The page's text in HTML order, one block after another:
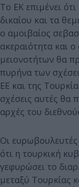
Το ΕΚ επιμένει
δικαίου και τα
ο αμοιβαίος
ακεραιότητα και
μειονοτήτων θα
πυρήνα των
ΕΕ και της
σχέσεις αυτές θα
αρχές του
Οι
ότι η τουρκική
γεφυρώσει το
μεταξύ Τουρκίας